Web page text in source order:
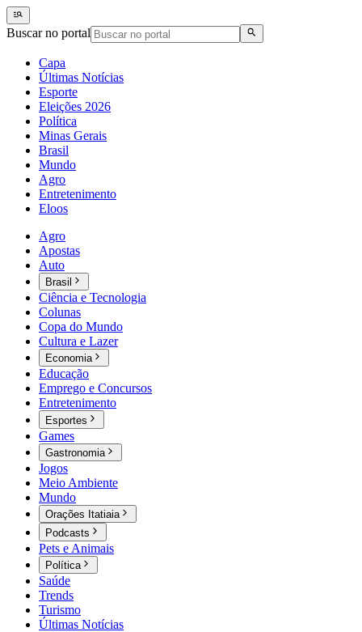
Buscar no portal
Capa
Últimas Notícias
Esporte
Eleições 2026
Política
Minas Gerais
Brasil
Mundo
Agro
Entretenimento
Eloos
Agro
Apostas
Auto
Brasil
Ciência e Tecnologia
Colunas
Copa do Mundo
Cultura e Lazer
Economia
Educação
Emprego e Concursos
Entretenimento
Esportes
Games
Gastronomia
Jogos
Meio Ambiente
Mundo
Orações Itatiaia
Podcasts
Pets e Animais
Política
Saúde
Trends
Turismo
Últimas Notícias